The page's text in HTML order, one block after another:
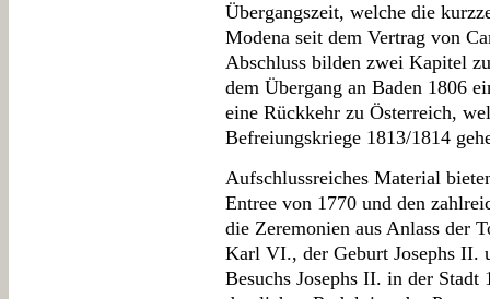
Übergangszeit, welche die
Modena seit dem Vertrag von
Abschluss bilden zwei Kapitel
dem Übergang an Baden 1806
eine Rückkehr zu Österreich,
Befreiungskriege 1813/1814
Aufschlussreiches Material
Entree von 1770 und den
die Zeremonien aus Anlass der
Karl VI., der Geburt Josephs
Besuchs Josephs II. in der